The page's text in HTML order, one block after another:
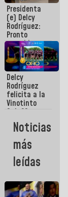
historia en
los
Centroamericanos
Presidenta
(e) Delcy
Rodríguez:
Pronto
restableceremos
las
operaciones
en el
Aeropuerto
Internacional
de
Maiquetía
Delcy
Rodríguez
felicita a la
Vinotinto
Sub 20
campeona
frente
México Sub
23 en los
Centroamericanos
Noticias
más
leídas